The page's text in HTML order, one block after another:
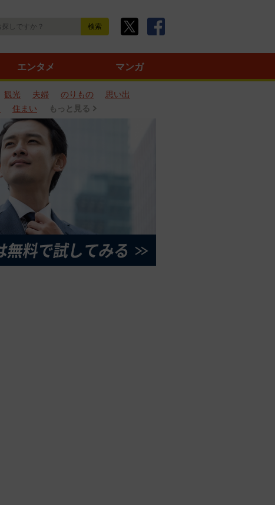
エンタメ マンガ
観光 夫婦 のりもの
思い出
住まい もっと見る